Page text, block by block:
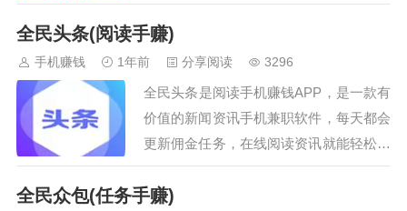
得奖励。全民赞APP截图：全民赞…
一赚，都是0撸，有空闲时间想做就做。
这年头软件层出不穷，与其玩千个百个软
件，不如玩好一个。与其畏畏缩缩玩资金
盘，不如老老实实玩它，0撸赚。能到你
手的钱才是你的钱。…
全民头条(阅读手赚)
手机赚钱 1年前 分享阅读 3296
全民头条是阅读手机赚钱APP，是一款有
价值的新闻资讯手机兼职软件，每天都会
更新佣金任务，在线阅读资讯就能轻松赚
零花。使用全民头条app，看新闻、赢好
礼，每天活动送不停，宝箱、福利等奖励
全民众包(任务手赚)